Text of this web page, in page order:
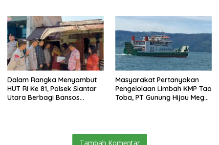
Dalam Rangka Menyambut
HUT RI Ke 81, Polsek Siantar
Utara Berbagi Bansos
Masyarakat Pertanyakan
Pengelolaan Limbah KMP Tao
Toba, PT Gunung Hijau Mega
Tambah Komentar